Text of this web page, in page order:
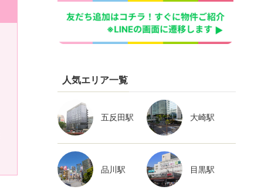
人気エリア一覧
五反田駅 大崎駅
品川駅 目黒駅